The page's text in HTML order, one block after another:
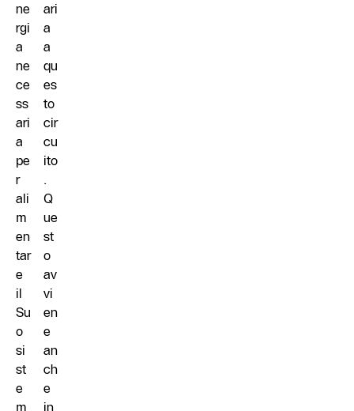
ne
rgi
a
ne
ce
ss
ari
a
pe
r
ali
m
en
tar
e
il
Su
o
si
st
e
m
ari
a
a
qu
es
to
cir
cu
ito
.
Q
ue
st
o
av
vi
en
e
an
ch
e
in